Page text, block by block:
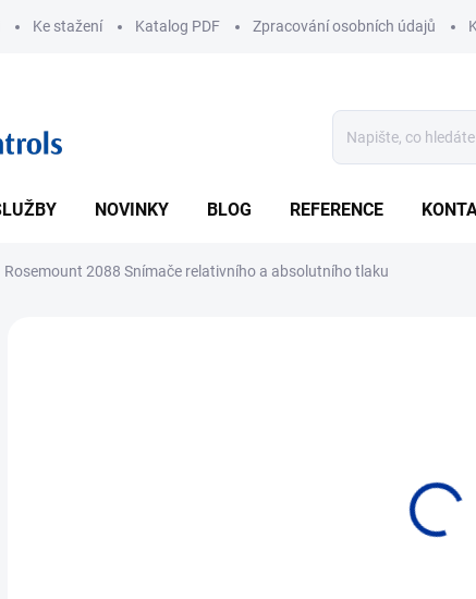
Ke stažení Katalog PDF Zpracování osobních údajů
NOVINKY BLOG REFERENCE
Rosemount 2088 Snímače relativního a absolutního tlaku